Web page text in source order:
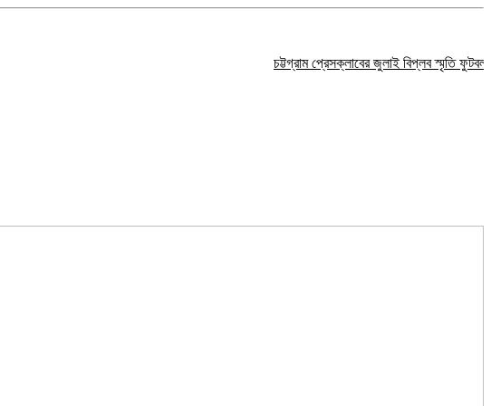
চট্টগ্রাম প্রেসক্লাবের জুলাই বিপ্লব স্মৃতি ফুটবল